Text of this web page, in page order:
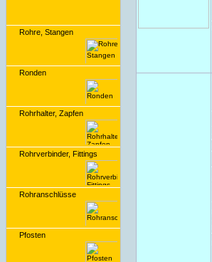
Rohre, Stangen
Ronden
Rohrhalter, Zapfen
Rohrverbinder, Fittings
Rohranschlüsse
Pfosten